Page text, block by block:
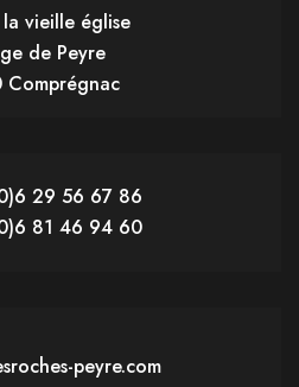
vieille église
de Peyre
Comprégnac
29 56 67 86
81 46 94 60
peyre.com